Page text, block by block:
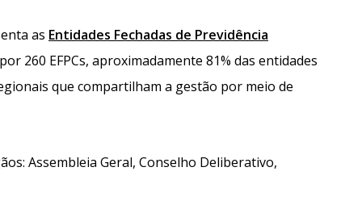
as Entidades Fechadas de Previdência
260 EFPCs, aproximadamente 81​% das entidades
que compartilham a gestão por meio de
Assembleia Geral, Conselho Deliberativo,